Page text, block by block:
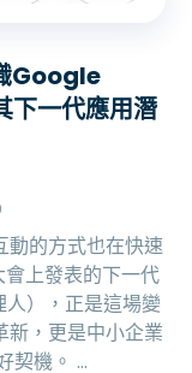
Google
一代應用潛
動的方式也在快速
上發表的下一代
），正是這場變
新，更是中小企業
契機。 ...